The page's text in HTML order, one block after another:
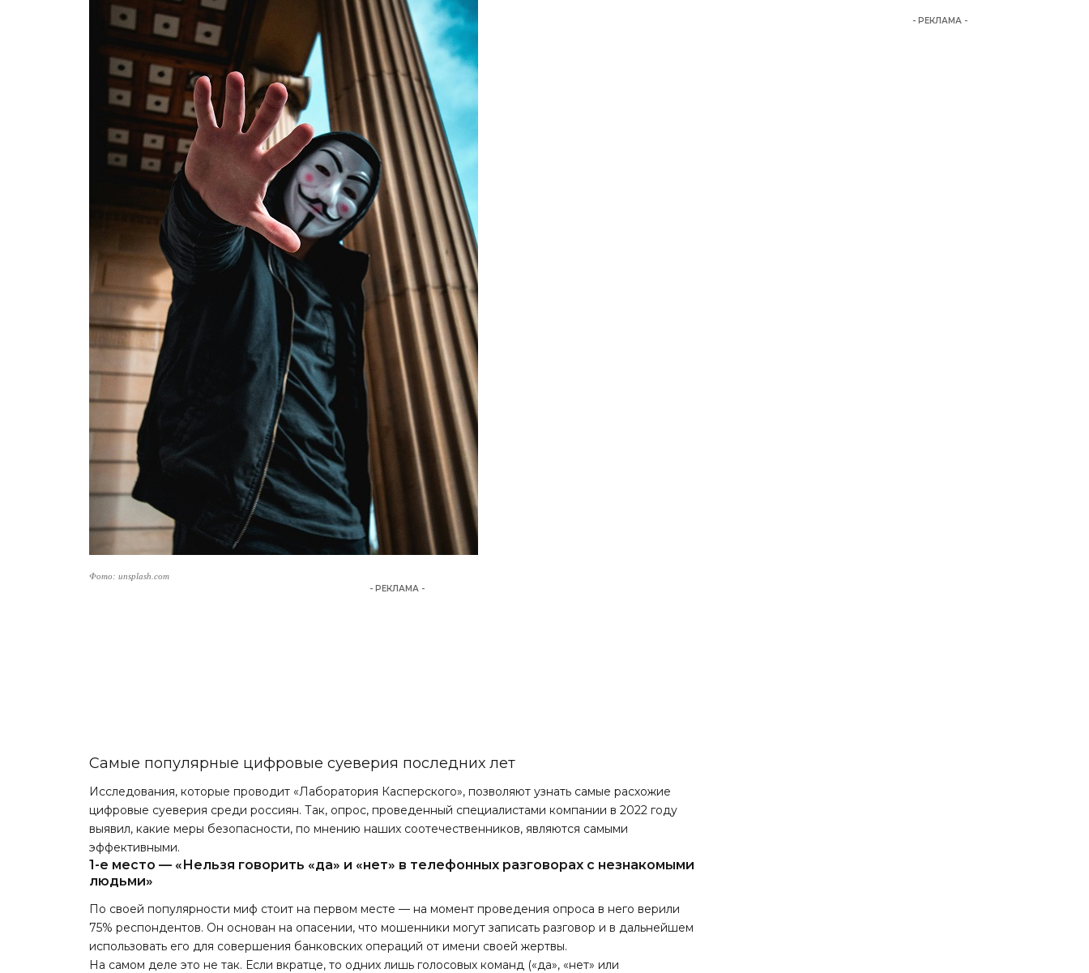
Фото: unsplash.com
- РЕКЛАМА -
Самые популярные цифровые суеверия последних лет
Исследования, которые проводит «Лаборатория Касперского», позволяют узнать самые расхожие
цифровые суеверия среди россиян. Так, опрос, проведенный специалистами компании в 2022 году
выявил, какие меры безопасности, по мнению наших соотечественников, являются самыми
эффективными.
1-е место — «Нельзя говорить «да» и «нет» в телефонных разговорах с незнакомыми
людьми»
По своей популярности миф стоит на первом месте — на момент проведения опроса в него верили
75% респондентов. Он основан на опасении, что мошенники могут записать разговор и в дальнейшем
использовать его для совершения банковских операций от имени своей жертвы.
На самом деле это не так. Если вкратце, то одних лишь голосовых команд («да», «нет» или
- РЕКЛАМА -